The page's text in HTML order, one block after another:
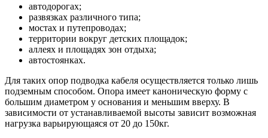
автодорогах;
развязках различного типа;
мостах и путепроводах;
территории вокруг детских площадок;
аллеях и площадях зон отдыха;
автостоянках.
Для таких опор подводка кабеля осуществляется только лишь
подземным способом. Опора имеет каноническую форму с
большим диаметром у основания и меньшим вверху. В
зависимости от устанавливаемой высоты зависит возможная
нагрузка варьирующаяся от 20 до 150кг.